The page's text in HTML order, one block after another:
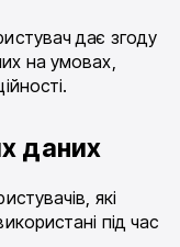
дає згоду
на умовах,
даних
які
під час